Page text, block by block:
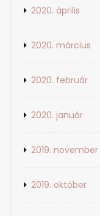
2020. április
2020. március
2020. február
2020. január
2019. november
2019. október